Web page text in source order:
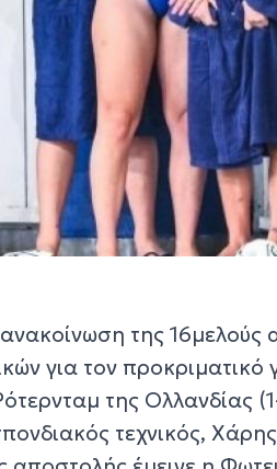
της
για τον
της Ολλανδίας
τεχνικός,